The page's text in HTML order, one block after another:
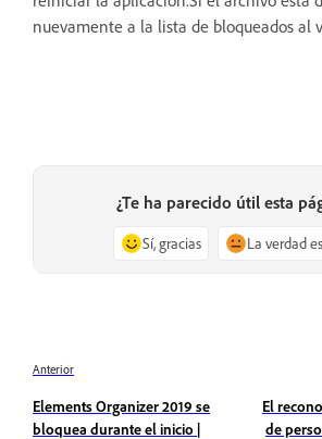
nuevamente a la lista de bloqueados al
¿Te ha parecido útil esta
Sí, gracias La verdad
Anterior
Elements Organizer 2019 se
bloquea durante el inicio |
El
de